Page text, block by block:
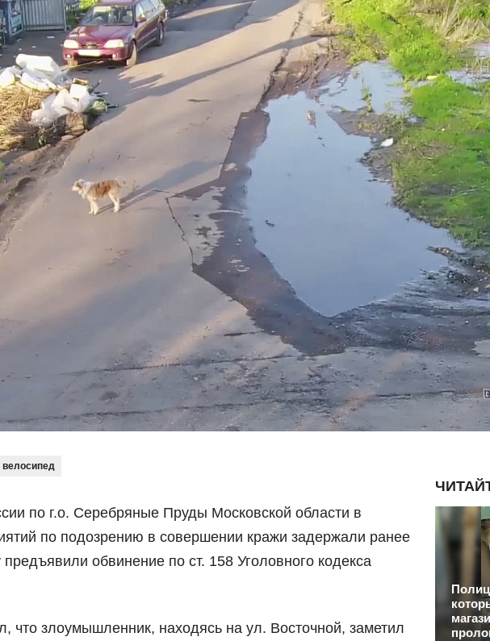
велосипед
по г.о. Серебряные Пруды Московской области в
по подозрению в совершении кражи задержали ранее
обвинение по ст. 158 Уголовного кодекса
что злоумышленник, находясь на ул. Восточной, заметил